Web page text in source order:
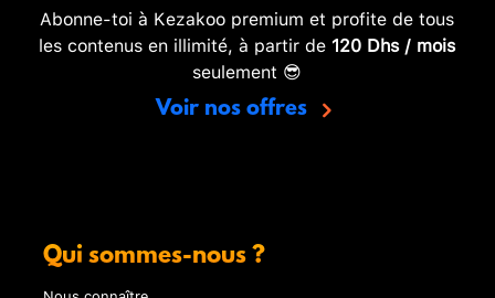
Abonne-toi à Kezakoo premium et profite de tous
les contenus en illimité, à partir de 120 Dhs / mois
seulement 😎
Voir nos offres
Qui sommes-nous ?